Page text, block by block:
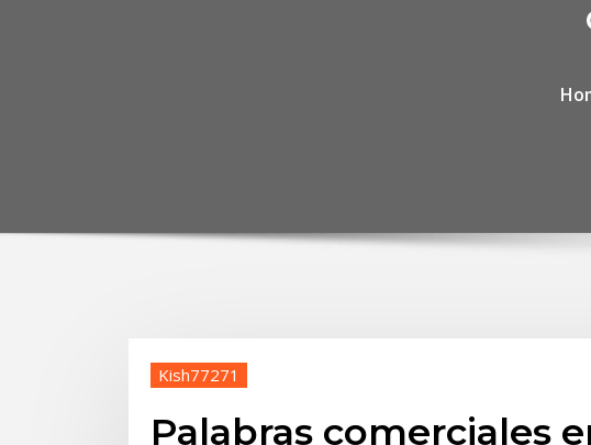
Kish77271
Palabras comerciales